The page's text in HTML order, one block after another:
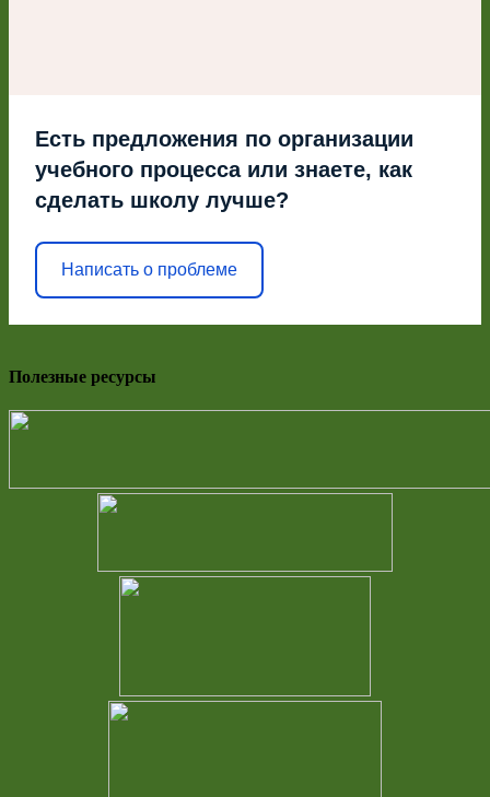
Есть предложения по организации
учебного процесса или знаете, как
сделать школу лучше?
Написать о проблеме
Полезные ресурсы